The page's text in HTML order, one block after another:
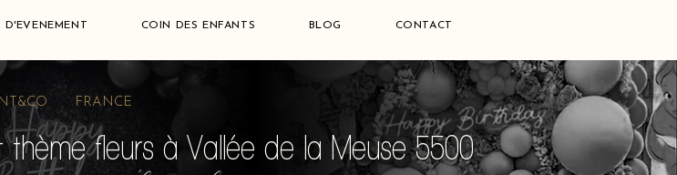
D'EVENEMENT COIN DES ENFANTS BLOG CONTACT
FRANCE
fleurs à Vallée de la Meuse 5500